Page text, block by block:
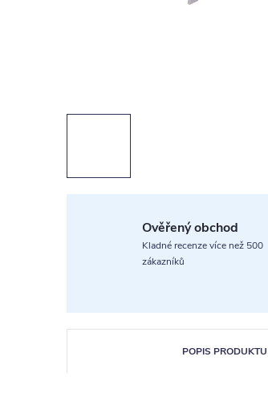
Ověřený obchod
Kladné recenze více než 500
zákazníků
POPIS PRODUKTU